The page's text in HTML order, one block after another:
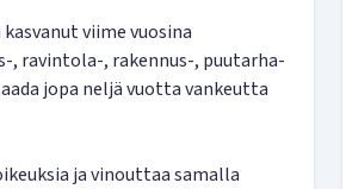
viime vuosina
ravintola-, rakennus-, puutarha-
jopa neljä vuotta vankeutta
ja vinouttaa samalla